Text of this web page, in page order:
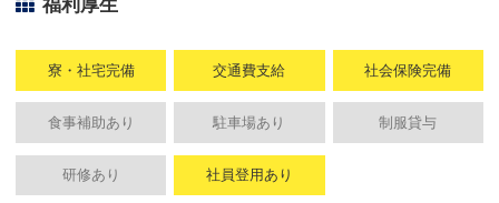
福利厚生
寮・社宅完備 交通費支給 社会保険完備
食事補助あり 駐車場あり 制服貸与
研修あり 社員登用あり